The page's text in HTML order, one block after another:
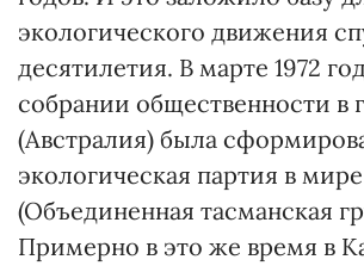
экологического движения
десятилетия. В марте 1972
собрании общественности в
(Австралия) была
экологическая партия в мире
(Объединенная тасманская
Примерно в это же время в